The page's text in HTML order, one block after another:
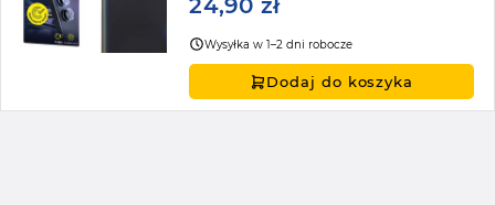
24,90 zł
Wysyłka w 1–2 dni robocze
Dodaj do koszyka